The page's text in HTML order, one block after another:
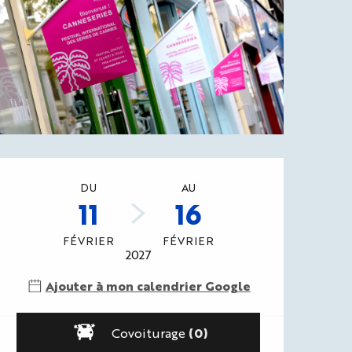
Ouverture et
DU
11
FÉVRIER
AU
16
FÉVRIER
2027
Ajouter à mon calendrier Google
Covoiturage (0)